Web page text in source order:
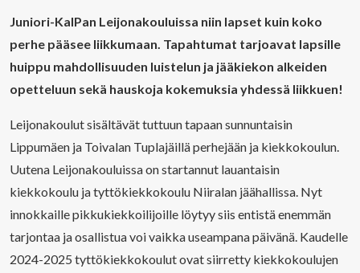
Juniori-KalPan Leijonakouluissa niin lapset kuin koko
perhe pääsee liikkumaan. Tapahtumat tarjoavat lapsille
huippu mahdollisuuden luistelun ja jääkiekon alkeiden
opetteluun sekä hauskoja kokemuksia yhdessä liikkuen!
Leijonakoulut sisältävät tuttuun tapaan sunnuntaisin
Lippumäen ja Toivalan Tuplajäillä perhejään ja kiekkokoulun.
Uutena Leijonakouluissa on startannut lauantaisin
kiekkokoulu ja tyttökiekkokoulu Niiralan jäähallissa. Nyt
innokkaille pikkukiekkoilijoille löytyy siis entistä enemmän
tarjontaa ja osallistua voi vaikka useampana päivänä. Kaudelle
2024-2025 tyttökiekkokoulut ovat siirretty kiekkokoulujen